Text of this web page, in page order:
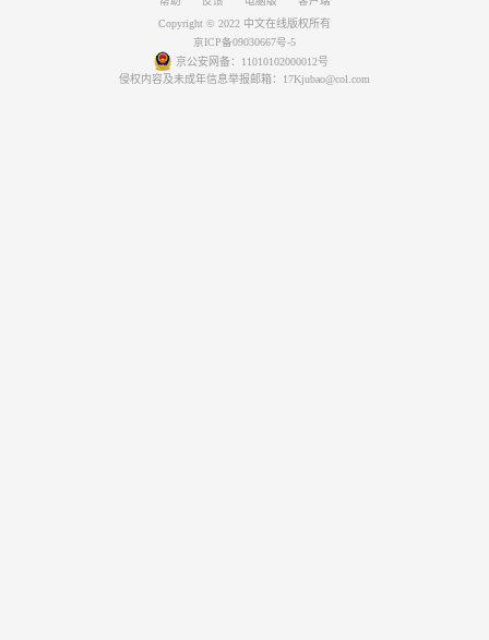
Copyright © 2022 中文在线版权所有
京ICP备09030667号-5
京公安网备：11010102000012号
侵权内容及未成年信息举报邮箱：17Kjubao@col.com